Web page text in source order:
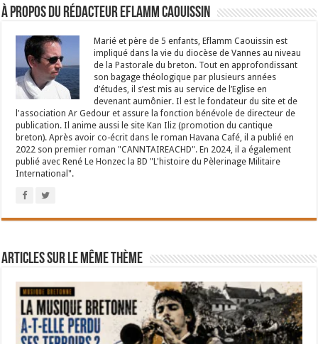
À propos du rédacteur Eflamm Caouissin
Marié et père de 5 enfants, Eflamm Caouissin est
impliqué dans la vie du diocèse de Vannes au niveau
de la Pastorale du breton. Tout en approfondissant
son bagage théologique par plusieurs années
d’études, il s’est mis au service de l’Eglise en
devenant aumônier. Il est le fondateur du site et de
l'association Ar Gedour et assure la fonction bénévole de directeur de
publication. Il anime aussi le site Kan Iliz (promotion du cantique
breton). Après avoir co-écrit dans le roman Havana Café, il a publié en
2022 son premier roman "CANNTAIREACHD". En 2024, il a également
publié avec René Le Honzec la BD "L'histoire du Pèlerinage Militaire
International".
Articles sur le même thème